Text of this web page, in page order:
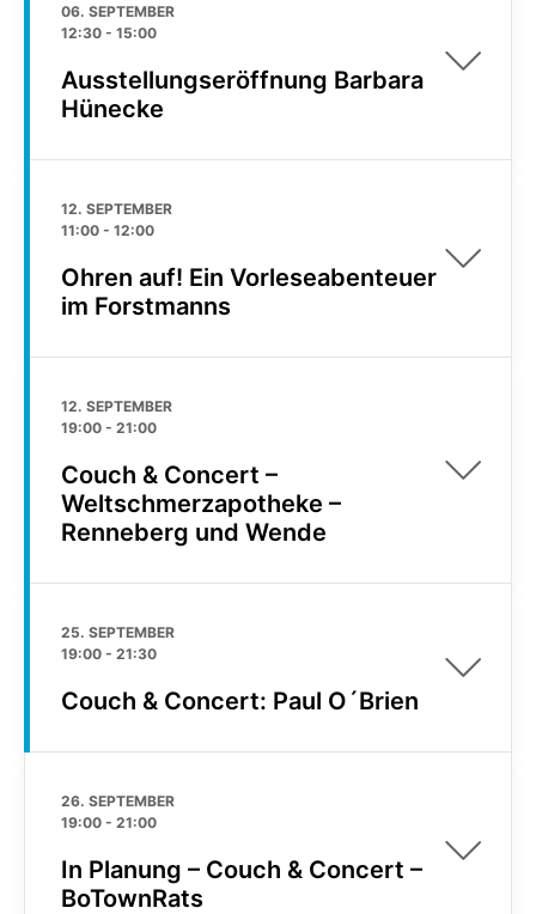
06. SEPTEMBER
12:30 - 15:00
Ausstellungseröffnung Barbara
Hünecke
12. SEPTEMBER
11:00 - 12:00
Ohren auf! Ein Vorleseabenteuer
im Forstmanns
12. SEPTEMBER
19:00 - 21:00
Couch & Concert –
Weltschmerzapotheke –
Renneberg und Wende
25. SEPTEMBER
19:00 - 21:30
Couch & Concert: Paul O´Brien
26. SEPTEMBER
19:00 - 21:00
In Planung – Couch & Concert –
BoTownRats